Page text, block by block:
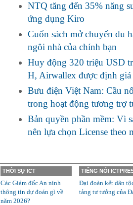
NTQ tăng đến 35% năng
ứng dụng Kiro
Cuốn sách mở chuyến du
ngôi nhà của chính bạn
Huy động 320 triệu USD
H, Airwallex được định
Bưu điện Việt Nam: Cầu
trong hoạt động tương trợ
Bản quyền phần mềm: Vì
nên lựa chọn License theo
THỜI SỰ ICT
Các Giám đốc An ninh
thông tin dự đoán gì về
năm 2026?
TIẾNG NÓI
Đại đoàn kết dân
tảng tư tưởng của